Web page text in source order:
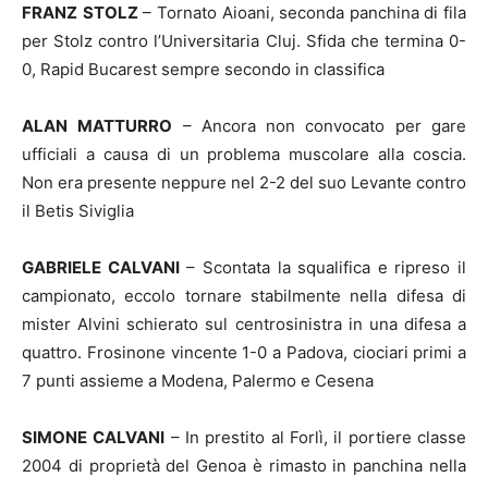
FRANZ STOLZ– Tornato Aioani, seconda panchina di fila
per Stolz contro l’Universitaria Cluj. Sfida che termina 0-
0, Rapid Bucarest sempre secondo in classifica
ALAN MATTURRO – Ancora non convocato per gare
ufficiali a causa di un problema muscolare alla coscia.
Non era presente neppure nel 2-2 del suo Levante contro
il Betis Siviglia
GABRIELE CALVANI– Scontata la squalifica e ripreso il
campionato, eccolo tornare stabilmente nella difesa di
mister Alvini schierato sul centrosinistra in una difesa a
quattro. Frosinone vincente 1-0 a Padova, ciociari primi a
7 punti assieme a Modena, Palermo e Cesena
SIMONE CALVANI – In prestito al Forlì, il portiere classe
2004 di proprietà del Genoa è rimasto in panchina nella